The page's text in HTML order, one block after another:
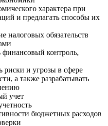
характера при
и предлагать способы их
налоговых обязательств
контроль,
риски и угрозы в сфере
а также разрабатывать
учет
бюджетных расходов